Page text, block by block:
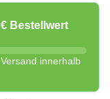
Bestellwert
innerhalb